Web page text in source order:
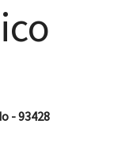
- 93428